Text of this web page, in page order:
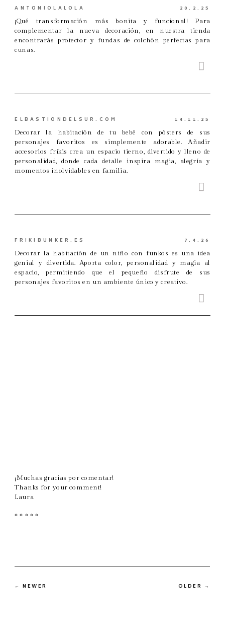
ANTONIOLALOLA
20.2.25
¡Qué transformación más bonita y funcional! Para
complementar la nueva decoración, en nuestra tienda
encontrarás protector y fundas de colchón perfectas para
cunas.
ELBASTIONDELSUR.COM
14.11.25
Decorar la habitación de tu bebé con pósters de sus
personajes favoritos es simplemente adorable. Añadir
accesorios frikis crea un espacio tierno, divertido y lleno de
personalidad, donde cada detalle inspira magia, alegría y
momentos inolvidables en familia.
FRIKIBUNKER.ES
7.4.26
Decorar la habitación de un niño con funkos es una idea
genial y divertida. Aporta color, personalidad y magia al
espacio, permitiendo que el pequeño disfrute de sus
personajes favoritos en un ambiente único y creativo.
¡Muchas gracias por comentar!
Thanks for your comment!
Laura
* * * * *
← NEWER OLDER →